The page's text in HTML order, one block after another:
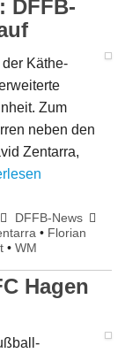
DFFB-
der Käthe-
Zum
neben den
Zentarra,
DFFB-News
• Florian
• WM
Hagen